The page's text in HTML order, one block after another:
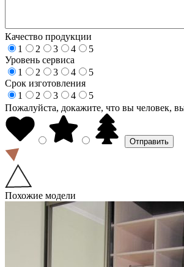
Качество продукции
1
2 3 4
5
Уровень сервиса
1
2 3 4
5
Срок изготовления
1
2 3 4
5
Пожалуйста, докажите, что вы человек,
Похожие модели